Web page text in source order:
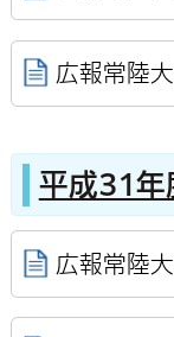
広報常陸
平成31年
広報常陸